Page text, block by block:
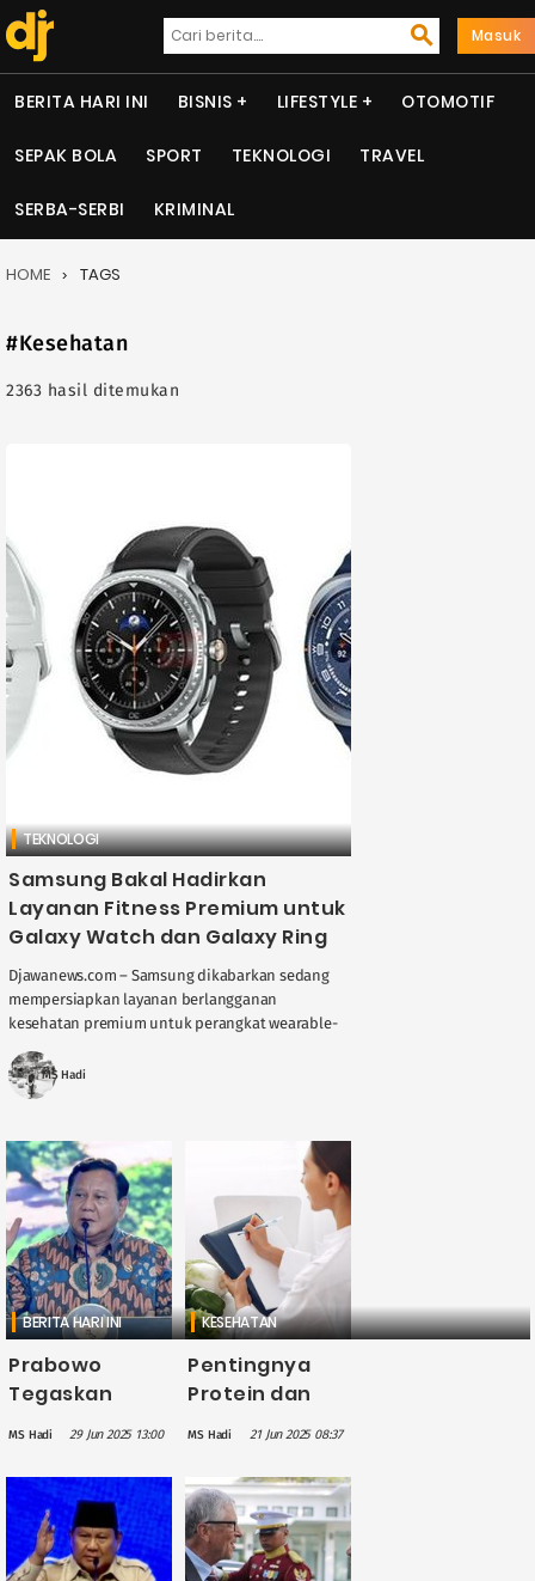
Masuk
BERITA HARI INI BISNIS LIFESTYLE OTOMOTIF
SEPAK BOLA SPORT TEKNOLOGI TRAVEL
SERBA-SERBI KRIMINAL
HOME TAGS
#Kesehatan
2363 hasil ditemukan
TEKNOLOGI
Samsung Bakal Hadirkan
Layanan Fitness Premium untuk
Galaxy Watch dan Galaxy Ring
Djawanews.com – Samsung dikabarkan sedang
mempersiapkan layanan berlangganan
kesehatan premium untuk perangkat wearable-
Apple Fitness+ di pasar global. Wakil Presiden
Senior Samsung ....
MS Hadi
BERITA HARI INI
Prabowo
Tegaskan
Kurang Mampu
Harus Dapat
Akses Layanan
Kesehatan
Terbaik
MS Hadi 29 Jun 2025 13:00
KESEHATAN
Pentingnya
Protein dan
Menghitung
Kebutuhan
Harian Anda
MS Hadi 21 Jun 2025 08:37